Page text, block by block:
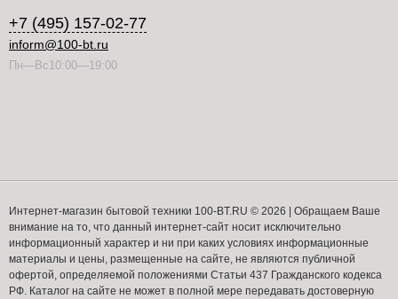
+7 (495) 157-02-77
inform@100-bt.ru
Пн—Вс10:00—19:00
Интернет-магазин бытовой техники 100-BT.RU © 2026 | Обращаем Ваше
внимание на то, что данный интернет-сайт носит исключительно
информационный характер и ни при каких условиях информационные
материалы и цены, размещенные на сайте, не являются публичной
офертой, определяемой положениями Статьи 437 Гражданского кодекса
РФ. Каталог на сайте не может в полной мере передавать достоверную